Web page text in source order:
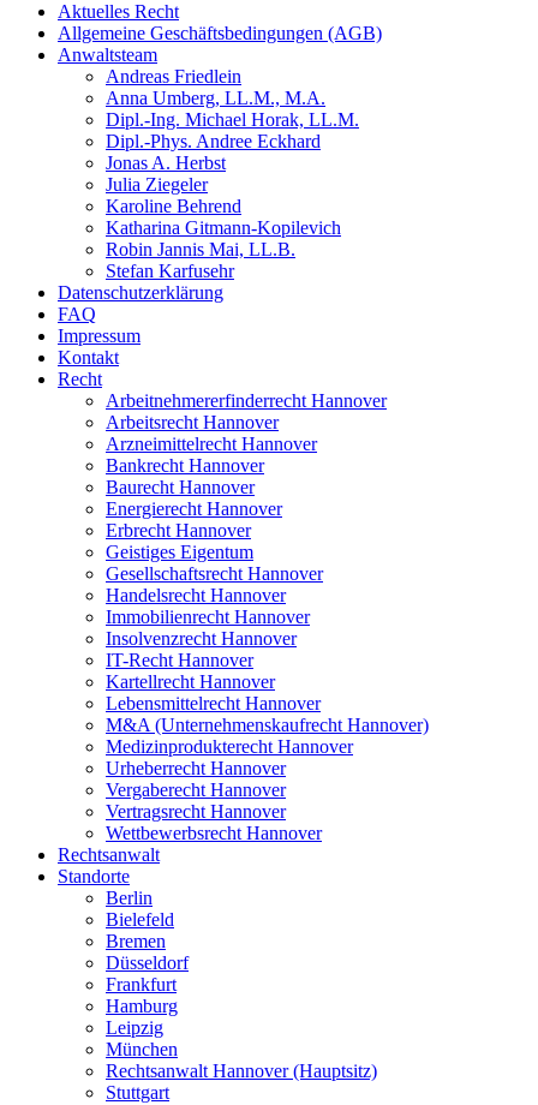
Aktuelles Recht
Allgemeine Geschäftsbedingungen (AGB)
Anwaltsteam
Andreas Friedlein
Anna Umberg, LL.M., M.A.
Dipl.-Ing. Michael Horak, LL.M.
Dipl.-Phys. Andree Eckhard
Jonas A. Herbst
Julia Ziegeler
Karoline Behrend
Katharina Gitmann-Kopilevich
Robin Jannis Mai, LL.B.
Stefan Karfusehr
Datenschutzerklärung
FAQ
Impressum
Kontakt
Recht
Arbeitnehmererfinderrecht Hannover
Arbeitsrecht Hannover
Arzneimittelrecht Hannover
Bankrecht Hannover
Baurecht Hannover
Energierecht Hannover
Erbrecht Hannover
Geistiges Eigentum
Gesellschaftsrecht Hannover
Handelsrecht Hannover
Immobilienrecht Hannover
Insolvenzrecht Hannover
IT-Recht Hannover
Kartellrecht Hannover
Lebensmittelrecht Hannover
M&A (Unternehmenskaufrecht Hannover)
Medizinprodukterecht Hannover
Urheberrecht Hannover
Vergaberecht Hannover
Vertragsrecht Hannover
Wettbewerbsrecht Hannover
Rechtsanwalt
Standorte
Berlin
Bielefeld
Bremen
Düsseldorf
Frankfurt
Hamburg
Leipzig
München
Rechtsanwalt Hannover (Hauptsitz)
Stuttgart